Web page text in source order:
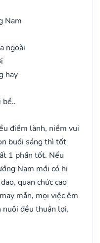
Nam
ngoài
hay
bề..
điềm lành, niềm vui
buổi sáng thì tốt
1 phần tốt. Nếu
Nam mới có hi
quan chức cao
mắn, mọi việc êm
nuôi đều thuận lợi,